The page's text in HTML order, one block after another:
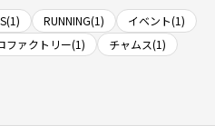
RUNNING(1)
イベント(1)
ファクトリー(1)
チャムス(1)